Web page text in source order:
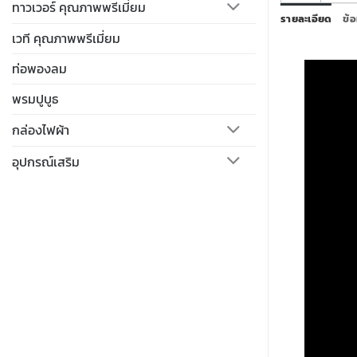
ทาวเวอร์ คุณภาพพรีเมี่ยม
เวที คุณภาพพรีเมี่ยม
ท่อพองลม
พรมปูบูธ
กล่องไฟผ้า
อุปกรณ์เสริม
รายละเอียด ข้